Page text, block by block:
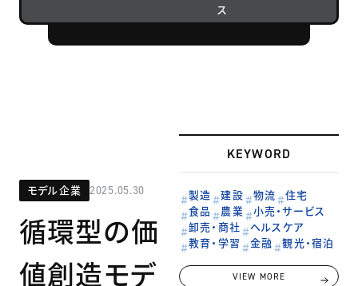
ス
モデル企業 2025.05.30
循環型の価
値創造モデ
KEYWORD
製造 建設 物流
住宅
食品
農業
小売・サービス
卸売・商社
ヘルスケア
教育・学習
金融 観光・宿泊
VIEW MORE